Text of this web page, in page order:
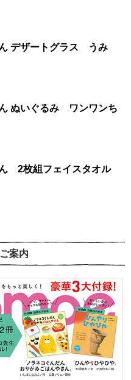
ノラネコぐんだん デザートグラス うみ
ぬいぐるみ ワンワンち
ん 2枚組フェイスタオル
案内